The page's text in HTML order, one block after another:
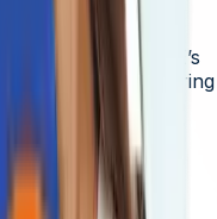
through HPE’s
advanced engineering